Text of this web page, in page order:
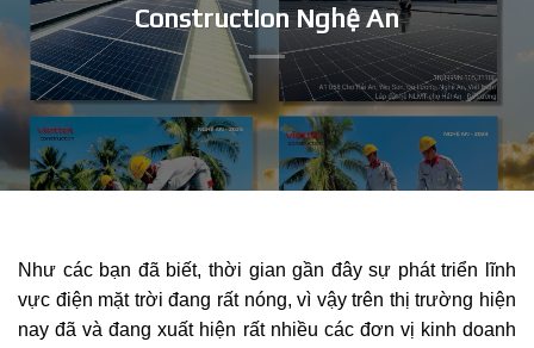
Construction Nghệ An
Như các bạn đã biết, thời gian gần đây sự phát triển lĩnh
vực điện mặt trời đang rất nóng, vì vậy trên thị trường hiện
nay đã và đang xuất hiện rất nhiều các đơn vị kinh doanh